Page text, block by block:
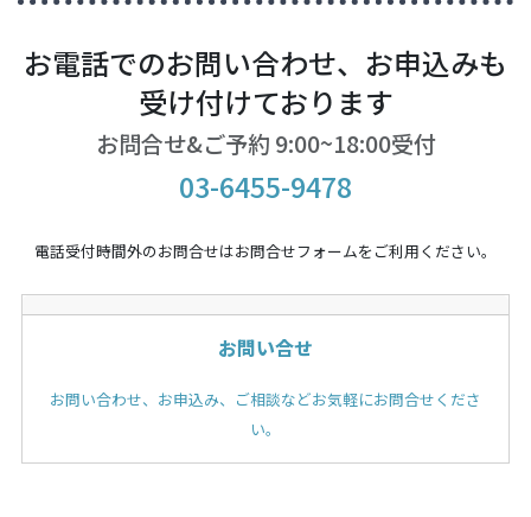
お電話でのお問い合わせ、お申込みも
受け付けております
お問合せ&ご予約 9:00~18:00受付
03-6455-9478
電話受付時間外のお問合せはお問合せフォームをご利用ください。
お問い合せ
お問い合わせ、お申込み、ご相談などお気軽にお問合せくださ
い。